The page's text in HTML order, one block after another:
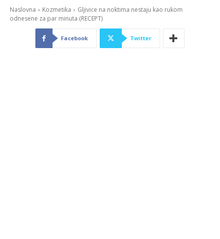
Naslovna Kozmetika
Gljivice na noktima nestaju kao rukom
odnesene za par minuta (RECEPT)
Facebook Twitter